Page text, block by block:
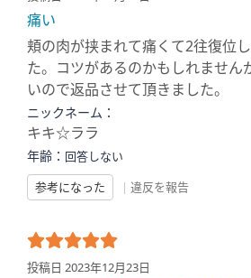
痛い
頬の肉が挟まれて痛くて2往復位
た。コツがあるのかもしれません
いので返品させて頂きました。
ニックネーム：
キキ☆ララ
年齢： 回答しない
参考になった
| 違反を報告
投稿日 2023年12月23日